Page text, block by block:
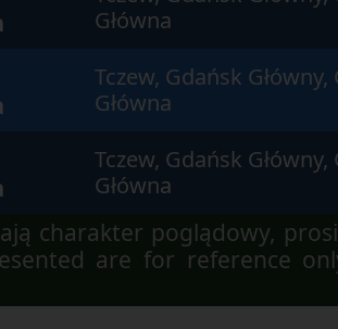
Główna
Tczew, Gdańsk
Główna
Tczew, Gdańsk
Główna
charakter poglądowy,
are for reference